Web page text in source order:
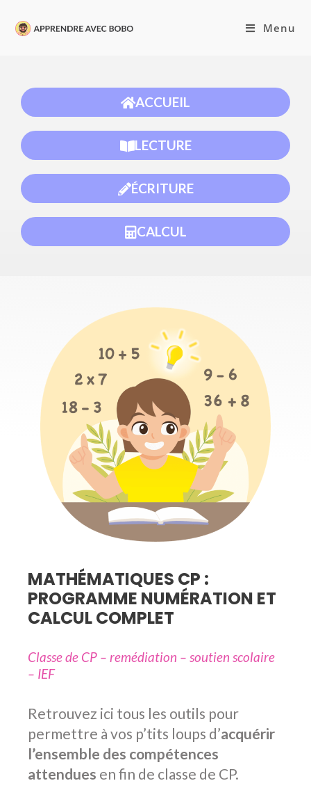
Menu
ACCUEIL
LECTURE
ÉCRITURE
CALCUL
MATHÉMATIQUES CP :
PROGRAMME NUMÉRATION ET
CALCUL COMPLET
Classe de CP – remédiation – soutien scolaire
– IEF
Retrouvez ici tous les outils pour
permettre à vos p’tits loups d’acquérir
l’ensemble des compétences
attendues en fin de classe de CP.